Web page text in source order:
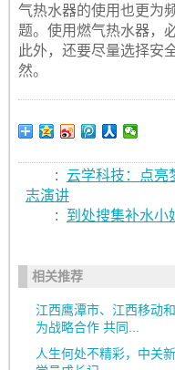
气热水器的使用也更为
题。使用燃气热水器，
此外，还要尽量选择安
然。
: 云学科技：点亮
志演讲
:
到处搜集补水小
相关推荐
江西鹰潭市、江西移动
为战略合作 共同...
人生何处不精彩，中关